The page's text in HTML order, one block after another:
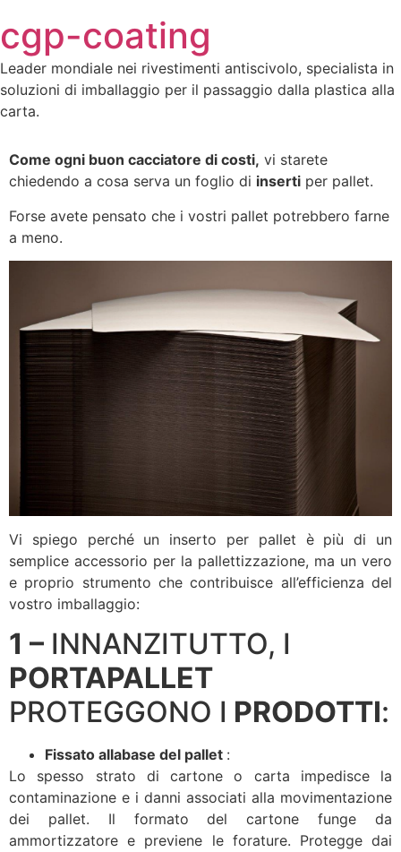
to
content
cgp-coating
Leader mondiale nei rivestimenti antiscivolo, specialista in
soluzioni di imballaggio per il passaggio dalla plastica alla
carta.
Come ogni buon cacciatore di costi, vi starete
chiedendo a cosa serva un foglio di inserti per pallet.
Forse avete pensato che i vostri pallet potrebbero farne
a meno.
Vi spiego perché un inserto per pallet è più di un
semplice accessorio per la pallettizzazione, ma un vero
e proprio strumento che contribuisce all’efficienza del
vostro imballaggio:
1 – INNANZITUTTO, I
PORTAPALLET
PROTEGGONO I PRODOTTI:
Fissato allabase del pallet :
Lo spesso strato di cartone o carta impedisce la
contaminazione e i danni associati alla movimentazione
dei pallet. Il formato del cartone funge da
ammortizzatore e previene le forature. Protegge dai